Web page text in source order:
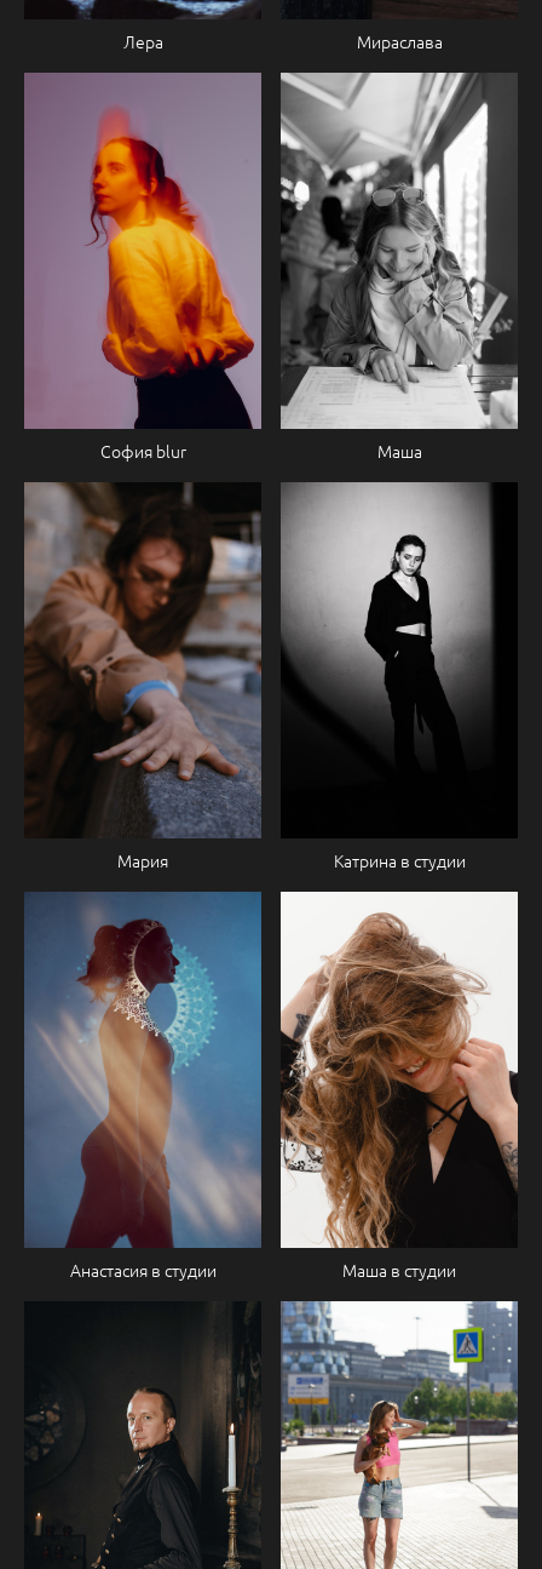
Лера Мираслава
София blur Маша
Мария Катрина в студии
Анастасия в студии Маша в студии